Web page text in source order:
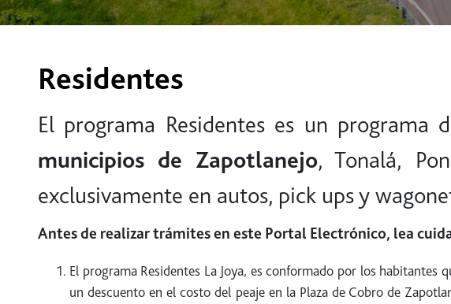
Residentes
El programa Residentes es un programa
municipios de Zapotlanejo, Tonalá,
exclusivamente en autos, pick ups y
Antes de realizar trámites en este Portal Electrónico, lea
El programa Residentes La Joya, es conformado por los
un descuento en el costo del peaje en la Plaza de Cobro de